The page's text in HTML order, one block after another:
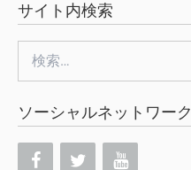
サイト内検索
索:
ソーシャルネットワーク